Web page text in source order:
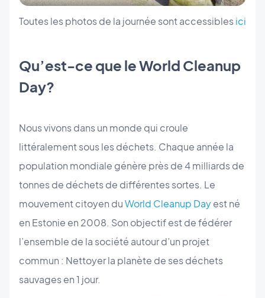
Toutes les photos de la journée sont accessiblesici
Qu’est-ce que le World Cleanup
Day?
Nous vivons dans un monde qui croule
littéralement sous les déchets. Chaque année la
population mondiale génère près de 4 milliards de
tonnes de déchets de différentes sortes. Le
mouvement citoyen duWorld Cleanup Dayest né
en Estonie en 2008. Son objectif est de fédérer
l’ensemble de la société autour d’un projet
commun : Nettoyer la planète de ses déchets
sauvages en 1 jour.